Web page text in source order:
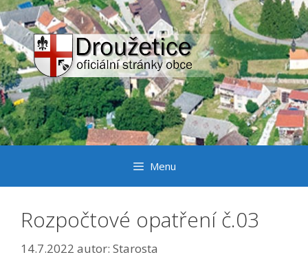
Přeskočit
na
obsah
Menu
Rozpočtové opatření č.03
14.7.2022 autor: Starosta